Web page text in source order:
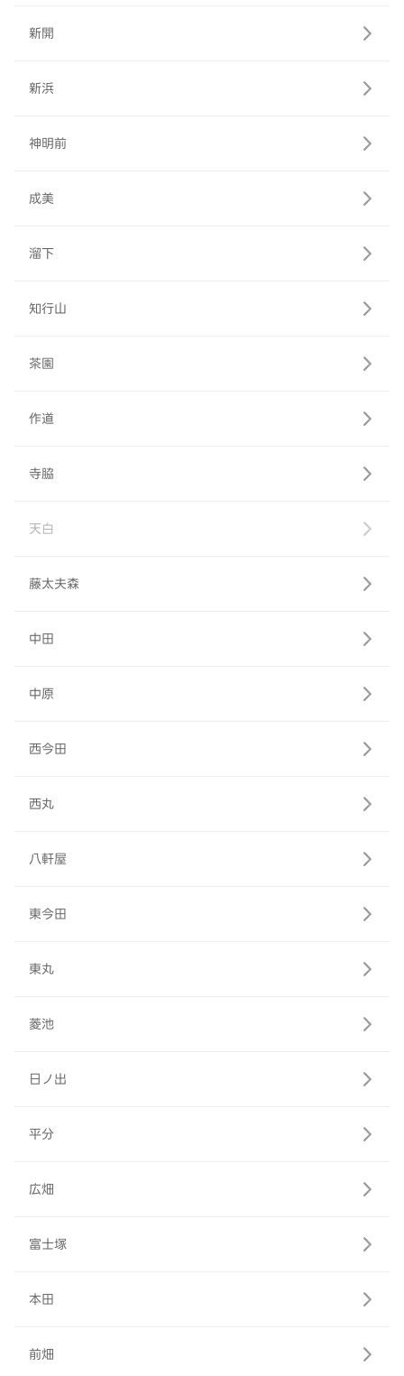
新開
新浜
神明前
成美
溜下
知行山
茶園
作道
寺脇
天白
藤太夫森
中田
中原
西今田
西丸
八軒屋
東今田
東丸
菱池
日ノ出
平分
広畑
富士塚
本田
前畑